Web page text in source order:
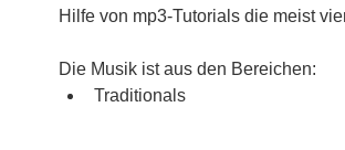
Hilfe von mp3-Tutorials die meist
Die Musik ist aus den Bereichen:
Traditionals